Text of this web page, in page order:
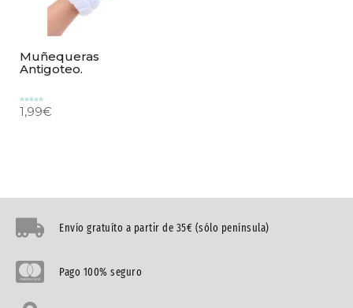
Muñequeras
Antigoteo.
de 5
1,99€
Envío gratuíto a partir de 35€ (sólo península)
Pago 100% seguro